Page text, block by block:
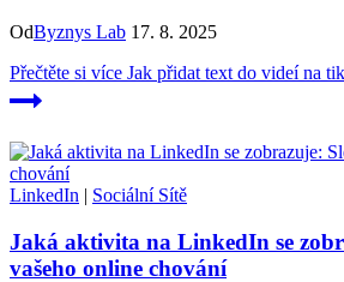
OdByznys Lab 17. 8. 2025
Přečtěte si více Jak přidat text do videí na
LinkedIn | Sociální Sítě
Jaká aktivita na LinkedIn se
vašeho online chování